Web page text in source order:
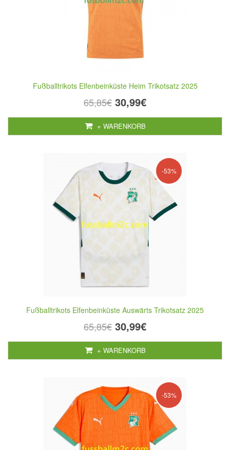
Fußballtrikots Elfenbeinküste Heim Trikotsatz 2025
65,85€ 30,99€
+ WARENKORB
-53%
Fußballtrikots Elfenbeinküste Auswärts Trikotsatz 2025
65,85€ 30,99€
+ WARENKORB
-53%